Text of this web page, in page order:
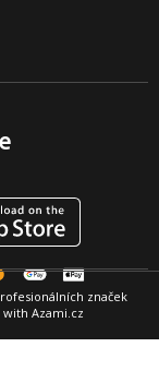
značek
with Azami.cz